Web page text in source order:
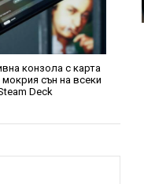
конзола с карта
сън на всеки
Deck